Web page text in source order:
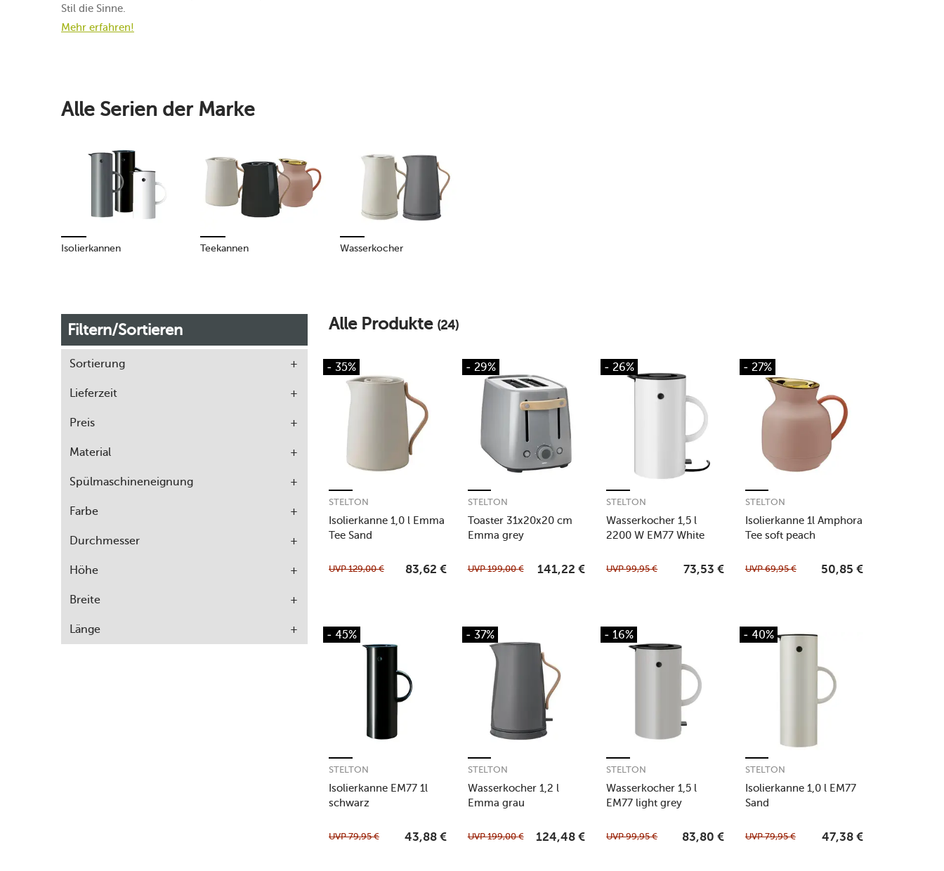
Stil die Sinne.
Mehr erfahren!
Alle Serien der Marke
Isolierkannen Teekannen Wasserkocher
Filtern/Sortieren
Sortierung
Lieferzeit
Preis
Material
Spülmaschineneignung
Farbe
Durchmesser
Höhe
Breite
Länge
Alle Produkte (24)
- 35%
Isolierkanne 1,0 l Emma
Tee Sand
STELTON
UVP129,00 € 83,62 €
- 29%
Toaster 31x20x20 cm
Emma grey
STELTON
UVP199,00 € 141,22 €
- 26%
Wasserkocher 1,5 l
2200 W EM77 White
STELTON
UVP99,95 € 73,53 €
- 27%
Isolierkanne 1l Amphora
Tee soft peach
STELTON
UVP69,95 € 50,85 €
- 45%
Isolierkanne EM77 1l
schwarz
STELTON
UVP79,95 € 43,88 €
- 37%
Wasserkocher 1,2 l
Emma grau
STELTON
UVP199,00 € 124,48 €
- 16%
Wasserkocher 1,5 l
EM77 light grey
STELTON
UVP99,95 € 83,80 €
- 40%
Isolierkanne 1,0 l EM77
Sand
STELTON
UVP79,95 € 47,38 €